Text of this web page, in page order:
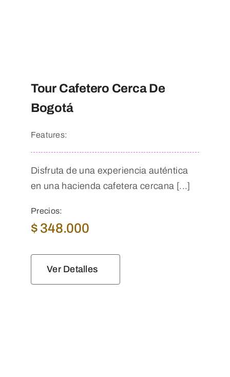
Tour Cafetero Cerca De
Bogotá
Features:
Disfruta de una experiencia auténtica
en una hacienda cafetera cercana [...]
Precios:
$ 348.000
Ver Detalles